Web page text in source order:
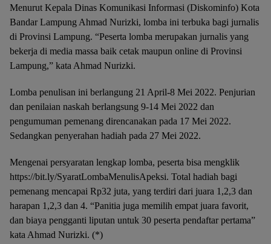
Menurut Kepala Dinas Komunikasi Informasi (Diskominfo) Kota
Bandar Lampung Ahmad Nurizki, lomba ini terbuka bagi jurnalis
di Provinsi Lampung. “Peserta lomba merupakan jurnalis yang
bekerja di media massa baik cetak maupun online di Provinsi
Lampung,” kata Ahmad Nurizki.
Lomba penulisan ini berlangung 21 April-8 Mei 2022. Penjurian
dan penilaian naskah berlangsung 9-14 Mei 2022 dan
pengumuman pemenang direncanakan pada 17 Mei 2022.
Sedangkan penyerahan hadiah pada 27 Mei 2022.
Mengenai persyaratan lengkap lomba, peserta bisa mengklik
https://bit.ly/SyaratLombaMenulisApeksi. Total hadiah bagi
pemenang mencapai Rp32 juta, yang terdiri dari juara 1,2,3 dan
harapan 1,2,3 dan 4. “Panitia juga memilih empat juara favorit,
dan biaya pengganti liputan untuk 30 peserta pendaftar pertama”
kata Ahmad Nurizki. (*)